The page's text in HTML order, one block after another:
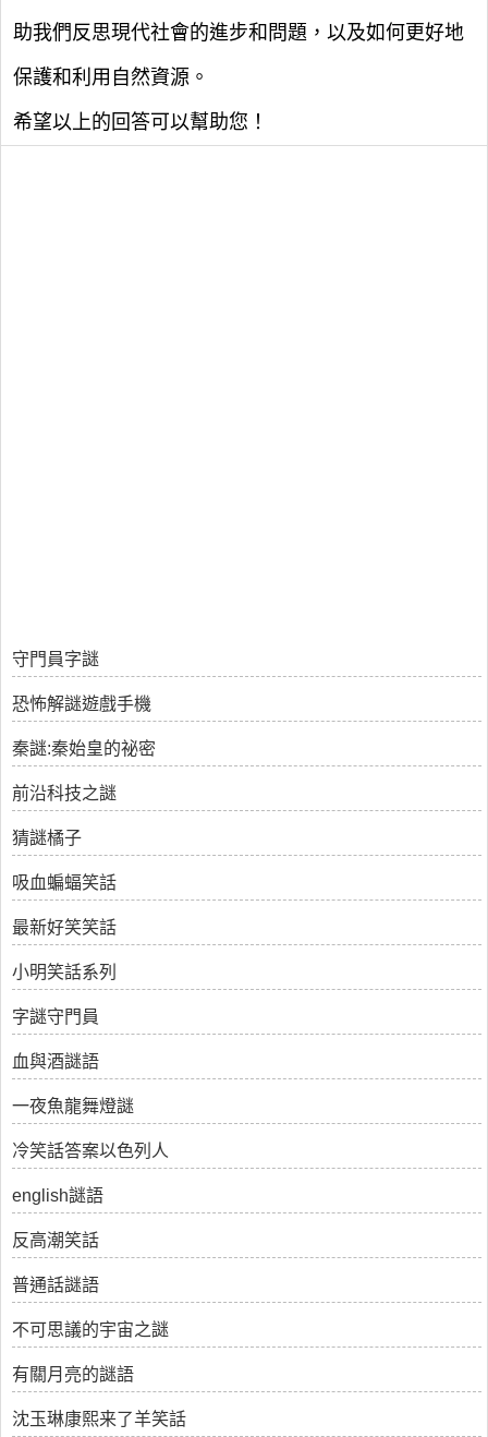
助我們反思現代社會的進步和問題，以及如何更好地
保護和利用自然資源。
希望以上的回答可以幫助您！
守門員字謎
恐怖解謎遊戲手機
秦謎:秦始皇的祕密
前沿科技之謎
猜謎橘子
吸血蝙蝠笑話
最新好笑笑話
小明笑話系列
字謎守門員
血與酒謎語
一夜魚龍舞燈謎
冷笑話答案以色列人
english謎語
反高潮笑話
普通話謎語
不可思議的宇宙之謎
有關月亮的謎語
沈玉琳康熙来了羊笑話